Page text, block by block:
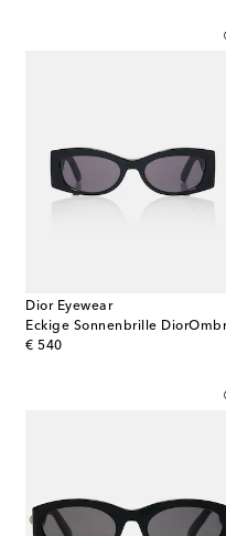
Dior Eyewear
€ 540
original price